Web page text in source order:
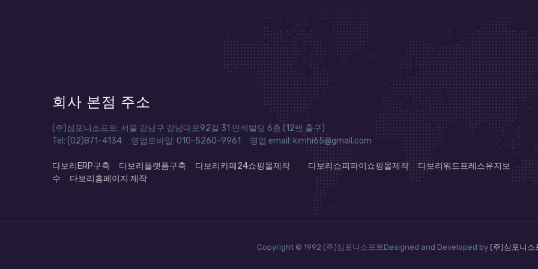
회사 본점 주소
(주)심포니소프트: 서울 강남구 강남대로92길 31 민석빌딩 6층 (12번 출구)
Tel: (02)871-4134 영업모바일: 010-5260-9961 영업 email: kimhi65@gmail.com
.
다보리ERP구축
다보리플랫폼구축 다보리카페24쇼핑몰제작 다보리쇼피파이쇼핑몰제작
다보리워드프레스유지보
수
다보리홈페이지 제작
Copyright © 1992 (주)심포니소프트Designed and Developed by (주)심포니소